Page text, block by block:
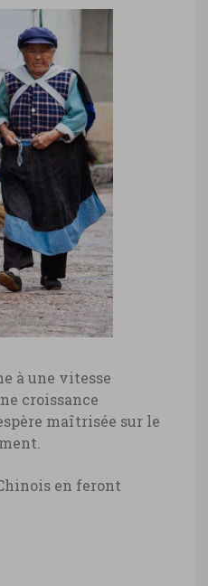
à une vitesse
croissance
maîtrisée sur le
en feront